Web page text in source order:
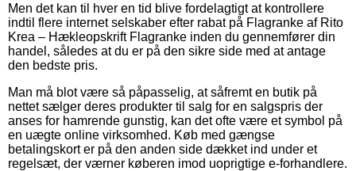
Men det kan til hver en tid blive fordelagtigt at kontrollere
indtil flere internet selskaber efter rabat på Flagranke af Rito
Krea – Hækleopskrift Flagranke inden du gennemfører din
handel, således at du er på den sikre side med at antage
den bedste pris.
Man må blot være så påpasselig, at såfremt en butik på
nettet sælger deres produkter til salg for en salgspris der
anses for hamrende gunstig, kan det ofte være et symbol på
en uægte online virksomhed. Køb med gængse
betalingskort er på den anden side dækket ind under et
regelsæt, der værner køberen imod uoprigtige e-forhandlere.